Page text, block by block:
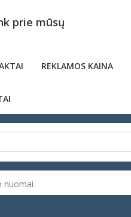
prie mūsų
REKLAMOS KAINA
nuomai